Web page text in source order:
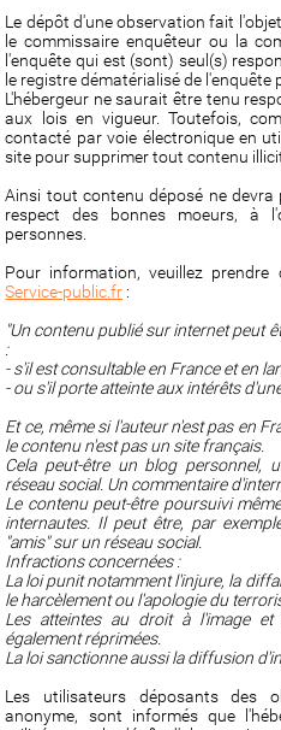
Le dépôt d'une observation fait
le commissaire enquêteur ou la
l'enquête qui est (sont) seul(s)
le registre dématérialisé de l'enquête
L'hébergeur ne saurait être tenu
aux lois en vigueur. Toutefois,
contacté par voie électronique en
site pour supprimer tout contenu
Ainsi tout contenu déposé ne
respect des bonnes moeurs, à
personnes.
Pour information, veuillez
Service-public.fr :
"Un contenu publié sur internet peut
:
- s'il est consultable en France et en
- ou s'il porte atteinte aux intérêts
Et ce, même si l'auteur n'est pas en
le contenu n'est pas un site français.
Cela peut-être un blog personnel,
réseau social. Un commentaire
Le contenu peut-être poursuivi
internautes. Il peut être, par
"amis" sur un réseau social.
Infractions concernées :
La loi punit notamment l'injure, la
le harcèlement ou l'apologie du
Les atteintes au droit à l'image
également réprimées.
La loi sanctionne aussi la diffusion
Les utilisateurs déposants des
anonyme, sont informés que